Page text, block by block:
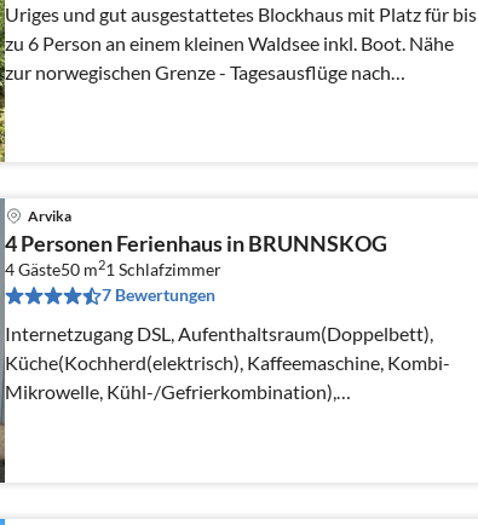
Uriges und gut ausgestattetes Blockhaus mit Platz für bis
zu 6 Person an einem kleinen Waldsee inkl. Boot. Nähe
zur norwegischen Grenze - Tagesausflüge nach
Norwegen gut möglich.
Arvika
4 Personen Ferienhaus in BRUNNSKOG
4 Gäste50 m21 Schlafzimmer
7 Bewertungen
Internetzugang DSL, Aufenthaltsraum(Doppelbett),
Küche(Kochherd(elektrisch), Kaffeemaschine, Kombi-
Mikrowelle, Kühl-/Gefrierkombination),
Wohn-/Schlafzimmer(Doppelklappbett )